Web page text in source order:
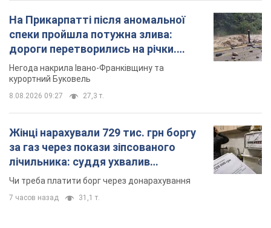
На Прикарпатті після аномальної
спеки пройшла потужна злива:
дороги перетворились на річки.
Відео
Негода накрила Івано-Франківщину та
курортний Буковель
8.08.2026 09:27 27,3 т.
Жінці нарахували 729 тис. грн боргу
за газ через покази зіпсованого
лічильника: суддя ухвалив
неочікуване рішення
Чи треба платити борг через донарахування
7 часов назад 31,1 т.